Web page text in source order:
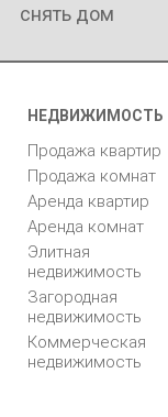
снять дом
НЕДВИЖИМОСТЬ
Продажа квартир
Продажа комнат
Аренда квартир
Аренда комнат
Элитная
недвижимость
Загородная
недвижимость
Коммерческая
недвижимость